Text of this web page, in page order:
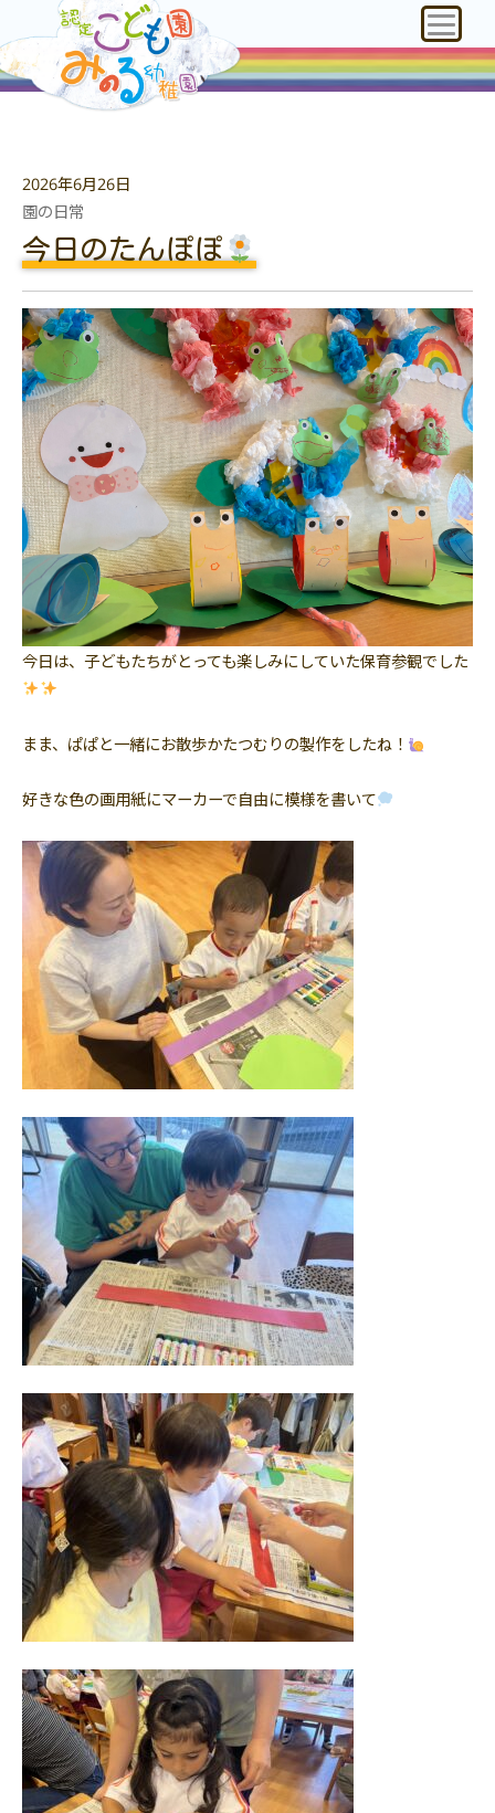
2026年6月26日
園の日常
今日のたんぽぽ
今日は、子どもたちがとっても楽しみにしていた保育参観でした
まま、ぱぱと一緒にお散歩かたつむりの製作をしたね！
好きな色の画用紙にマーカーで自由に模様を書いて